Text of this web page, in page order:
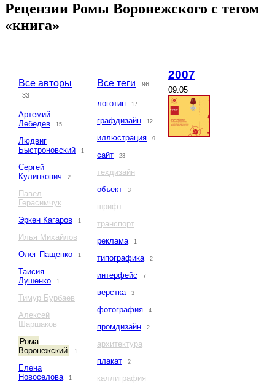
Рецензии Ромы Воронежского с тегом
«книга»
Все авторы
33
Артемий
Лебедев
15
Людвиг
Быстроновский
1
Сергей
Кулинкович
2
Павел
Герасимчук
Эркен Кагаров
1
Илья Михайлов
Олег Пащенко
1
Таисия
Лушенко
1
Тимур Бурбаев
Алексей
Шаршаков
Рома
Воронежский
1
Елена
Новоселова
1
Все теги 96
логотип 17
графдизайн 12
иллюстрация 9
сайт 23
техдизайн
объект
3
шрифт
транспорт
реклама
1
типографика 2
интерфейс 7
верстка 3
фотография 4
промдизайн 2
архитектура
плакат
2
каллиграфия
2007
09.05